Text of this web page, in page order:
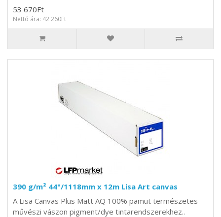
53 670Ft
Nettó ára: 42 260Ft
390 g/m² 44"/1118mm x 12m Lisa Art canvas
A Lisa Canvas Plus Matt AQ 100% pamut természetes
művészi vászon pigment/dye tintarendszerekhez..